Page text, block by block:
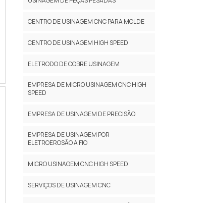
CENTRO DE USINAGEM CNC PARA MOLDE
CENTRO DE USINAGEM HIGH SPEED
ELETRODO DE COBRE USINAGEM
EMPRESA DE MICRO USINAGEM CNC HIGH
SPEED
EMPRESA DE USINAGEM DE PRECISÃO
EMPRESA DE USINAGEM POR
ELETROEROSÃO A FIO
MICRO USINAGEM CNC HIGH SPEED
SERVIÇOS DE USINAGEM CNC